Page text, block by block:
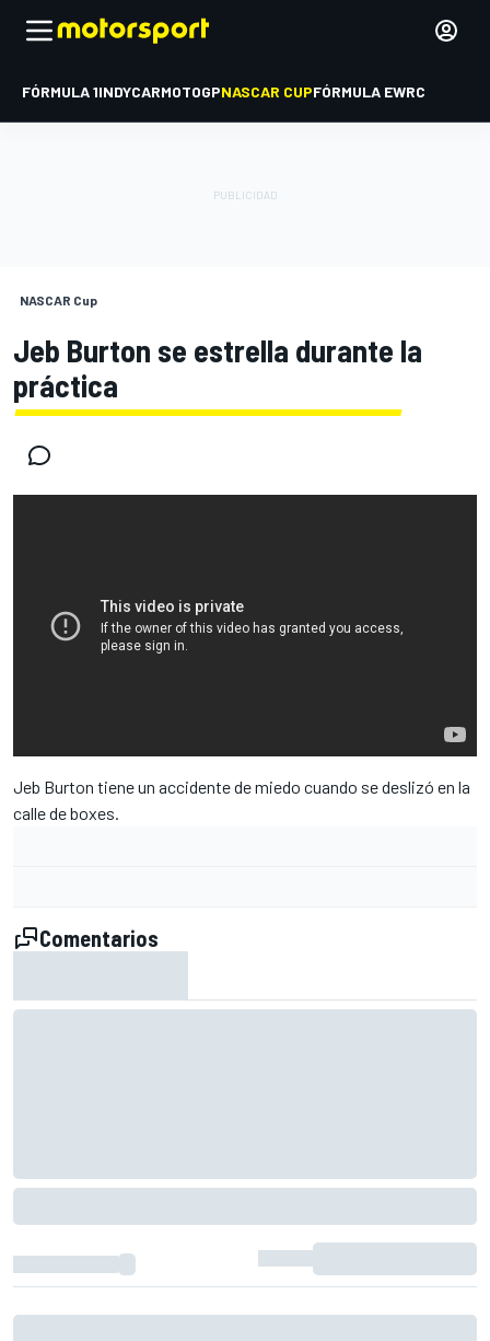
FÓRMULA 1INDYCARMOTOGPNASCAR CUPFÓRMULA EWRC
NASCAR Cup
Jeb Burton se estrella durante la
práctica
Jeb Burton tiene un accidente de miedo cuando se deslizó en la
calle de boxes.
Comentarios